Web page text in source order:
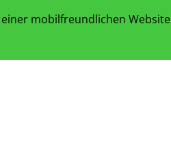
mobilfreundlichen Website